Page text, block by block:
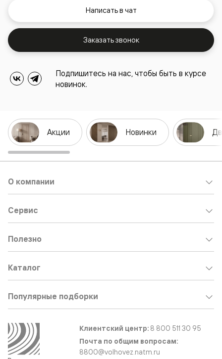
Написать в чат
Заказать звонок
Подпишитесь на нас, чтобы быть в курсе
новинок.
Акции Новинки
О компании
Сервис
Полезно
Каталог
Популярные подборки
Клиентский центр: 8 800 511 30 95
Почта по общим вопросам:
8800@volhovez.natm.ru